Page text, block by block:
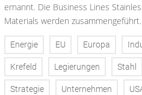
ernannt. Die Business Lines
Materials werden zusammengeführt.
Energie EU Europa
Krefeld Legierungen Stahl
Strategie Unternehmen